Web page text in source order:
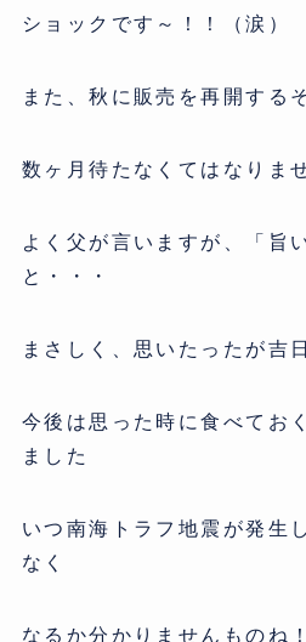
ショックです～！！（涙）
また、秋に販売を再開する
数ヶ月待たなくてはなりま
よく父が言いますが、「旨
と・・・
まさしく、思いたったが吉
今後は思った時に食べてお
ました
いつ南海トラフ地震が発生
なく
なるか分かりませんものね